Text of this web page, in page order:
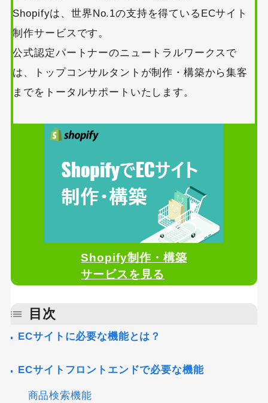
Shopifyは、世界No.1の支持を得ているECサイト
制作サービスです。
公式認定パートナーのニュートラルワークスで
は、トップコンサルタントが制作・構築から集客
までをトータルサポートいたします。
Shopify制作・構築
サービスを見る
目次
ECサイトに必要な機能とは？
ECサイトフロントエンドで必要な機能
商品検索機能